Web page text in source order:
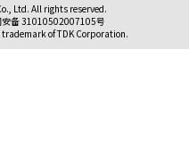
Ltd. All rights reserved.
安备 31010502007105号
of TDK Corporation.